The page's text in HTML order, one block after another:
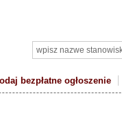
bezpłatne ogłoszenie